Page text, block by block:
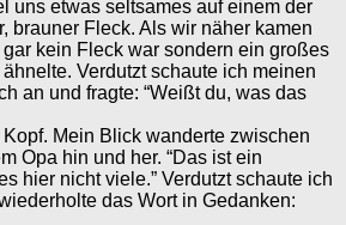
uns etwas seltsames auf einem der
brauner Fleck. Als wir näher kamen
kein Fleck war sondern ein großes
Verdutzt schaute ich meinen
an und fragte: “Weißt du, was das
Kopf. Mein Blick wanderte zwischen
Opa hin und her. “Das ist ein
hier nicht viele.” Verdutzt schaute ich
das Wort in Gedanken: